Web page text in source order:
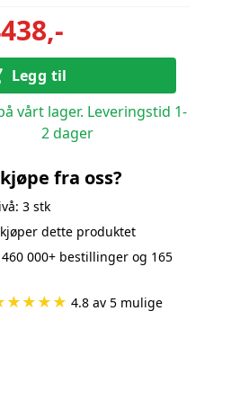
Legg til
vårt lager. Leveringstid 1-
2 dager
fra oss?
3 stk
dette produktet
000+ bestillinger og 165
4.8 av 5 mulige